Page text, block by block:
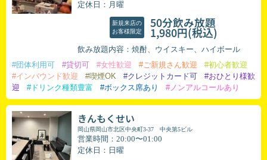
定休日：月曜
新規来店の
お客様限定
50分飲み放題
1,980円(税込)
飲み放題内容：焼酎、ウイスキー、ハイボール
#団体利用可 #貸切可 #女性歓迎 #ご新規さん歓迎
#初心者歓迎
#インバウンド歓迎
#喫煙OK #クレジットカード可
#おひとり様歓
迎
#ドリンク種類豊富 #ボックス席あり #ノンアルコールあり
きんもくせい
岡山県岡山市北区中央町3-37 中央第5ビル
営業時間：20:00〜01:00
定休日：日曜